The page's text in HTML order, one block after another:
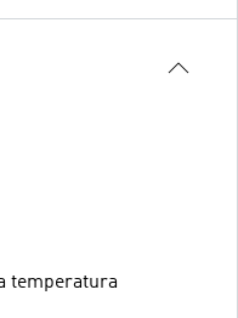
temperatura